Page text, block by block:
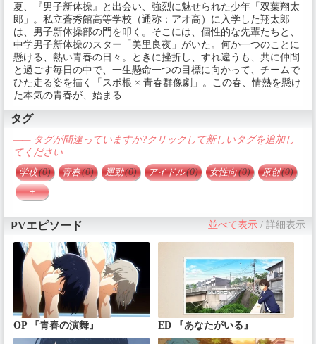
夏、『男子新体操』と出会い、強烈に魅せられた少年「双葉翔太
郎」。私立蒼秀館高等学校（通称：アオ高）に入学した翔太郎
は、男子新体操部の門を叩く。そこには、個性的な先輩たちと、
中学男子新体操のスター「美里良夜」がいた。何か一つのことに
懸ける、熱い青春の日々。ときに挫折し、すれ違うも、共に仲間
と過ごす毎日の中で、一生懸命一つの目標に向かって、チームで
ひた走る姿を描く「スポ根 × 青春群像劇」。この春、情熱を懸け
た本気の青春が、始まる――
タグ
—— タグが間違っていますか?クリックして新しいタグを追加し
てください ——
学校(0) 青春(0) 運動(0) アイドル(0) 女性向(0) 原创(0)
+
PVエピソード 並べて表示 /詳細表示
OP 『青春の演舞』 ED 『あなたがいる』